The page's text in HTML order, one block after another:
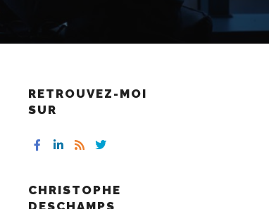
RETROUVEZ-MOI
SUR
CHRISTOPHE
DESCHAMPS